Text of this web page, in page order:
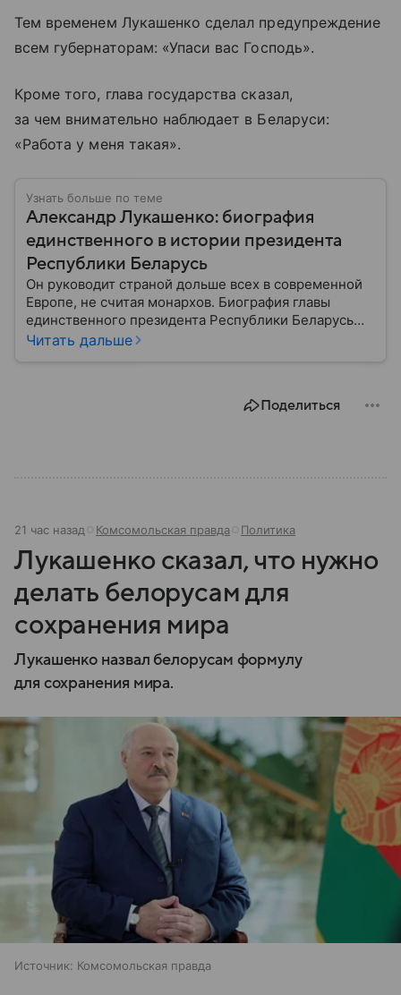
Тем временем Лукашенко сделал предупреждение
всем губернаторам: «Упаси вас Господь».
Кроме того, глава государства сказал,
за чем внимательно наблюдает в Беларуси:
«Работа у меня такая».
Узнать больше по теме
Александр Лукашенко: биография
единственного в истории президента
Республики Беларусь
Он руководит страной дольше всех в современной
Европе, не считая монархов. Биография главы
единственного президента Республики Беларусь
Александра Лукашенко — в материале.
Читать дальше
Поделиться
21 час назад Комсомольская правда Политика
Лукашенко сказал, что нужно
делать белорусам для
сохранения мира
Лукашенко назвал белорусам формулу
для сохранения мира.
Источник: Комсомольская правда